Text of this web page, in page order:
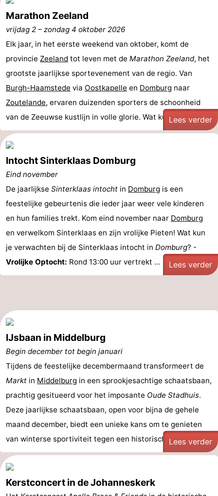
Marathon Zeeland
vrijdag 2 – zondag 4 oktober 2026
Elk jaar, in het eerste weekend van oktober, komt de
provincie Zeeland tot leven met de Marathon Zeeland, het
grootste jaarlijkse sportevenement van de regio. Van
Burgh-Haamstede via Oostkapelle en Domburg naar
Zoutelande, ervaren duizenden sporters de schoonheid
van de Zeeuwse kustlijn in volle glorie. Wat kun je ...Lees verder
Intocht Sinterklaas Domburg
Eind november
De jaarlijkse Sinterklaas intocht in Domburg is een
feestelijke gebeurtenis die ieder jaar weer vele kinderen
en hun families trekt. Kom eind november naar Domburg
en verwelkom Sinterklaas en zijn vrolijke Pieten! Wat kun
je verwachten bij de Sinterklaas intocht in Domburg? -
Vrolijke Optocht: Rond 13:00 uur vertrekt ... Lees verder
IJsbaan in Middelburg
Begin december tot begin januari
Tijdens de feestelijke decembermaand transformeert de
Markt in Middelburg in een sprookjesachtige schaatsbaan,
prachtig gesitueerd voor het imposante Oude Stadhuis.
Deze jaarlijkse schaatsbaan, open voor bijna de gehele
maand december, biedt een unieke kans om te genieten
van winterse sportiviteit tegen een historisch ...Lees verder
Kerstconcert in de Johanneskerk